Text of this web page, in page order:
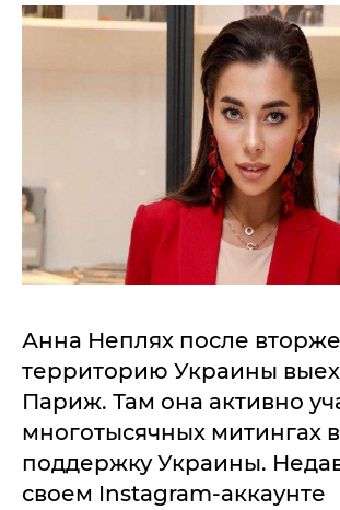
Анна Неплях после
территорию Украины
Париж. Там она активно
многотысячных митингах в
поддержку Украины.
своем Instagram-аккаунте